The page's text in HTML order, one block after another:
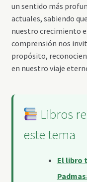
un sentido más
actuales, sabiendo
nuestro crecimiento
comprensión nos
propósito,
en nuestro viaje
Libros
este tema
El libro